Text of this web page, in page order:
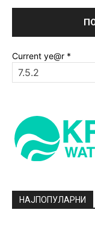
Current ye@r *
НАЈПОПУЛАРНИ